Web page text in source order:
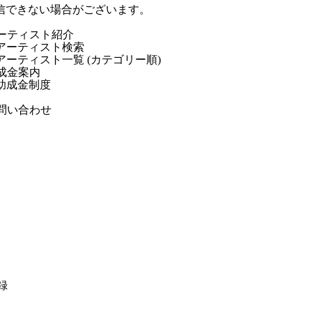
きない場合がございます。
ティスト紹介
ーティスト検索
ーティスト一覧 (カテゴリー順)
金案内
成金制度
い合わせ